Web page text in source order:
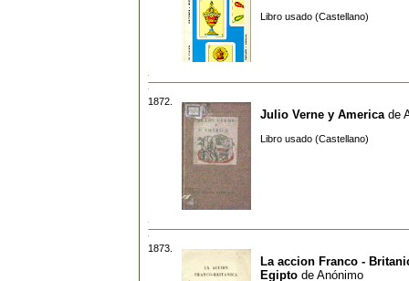
Libro usado (Castellano)
1872.
Julio Verne y America de
Libro usado (Castellano)
1873.
La accion Franco -
Egipto de Anónimo